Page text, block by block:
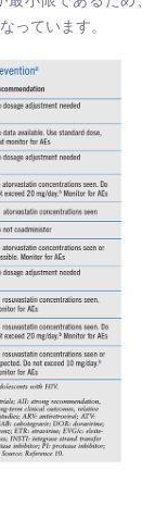
っています。